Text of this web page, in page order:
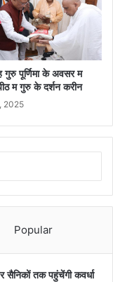
गुरु पूर्णिमा के अवसर म
म गुरु के दर्शन करीन
2025
Popular
सैनिकों तक पहुंचेंगी कवर्धा